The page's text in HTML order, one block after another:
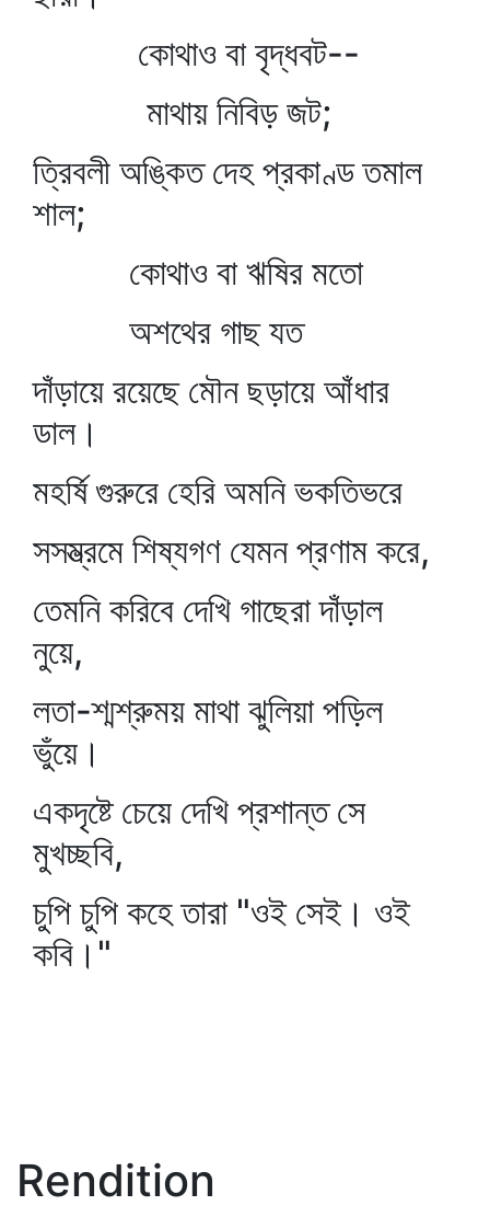
কোথাও বা বৃদ্ধবট--
মাথায় নিবিড় জট;
ত্রিবলী অঙ্কিত দেহ প্রকাণ্ড তমাল
শাল;
কোথাও বা ঋষির মতো
অশথের গাছ যত
দাঁড়ায়ে রয়েছে মৌন ছড়ায়ে আঁধার
ডাল।
মহর্ষি গুরুরে হেরি অমনি ভকতিভরে
সসম্ভ্রমে শিষ্যগণ যেমন প্রণাম করে,
তেমনি করিবে দেখি গাছেরা দাঁড়াল
নুয়ে,
লতা-শ্মশ্রুময় মাথা ঝুলিয়া পড়িল
ভুঁয়ে।
একদৃষ্টে চেয়ে দেখি প্রশান্ত সে
মুখচ্ছবি,
চুপি চুপি কহে তারা "ওই সেই। ওই
কবি।"
Rendition